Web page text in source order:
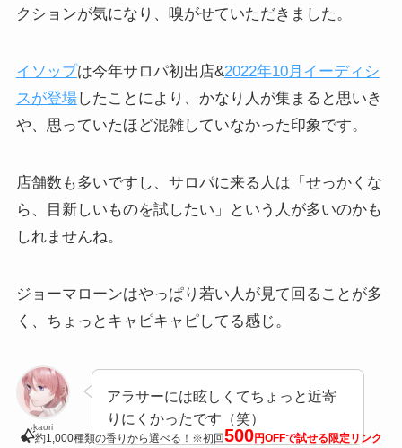
クションが気になり、嗅がせていただきました。
イソップは今年サロパ初出店&2022年10月イーディシ
スが登場したことにより、かなり人が集まると思いき
や、思っていたほど混雑していなかった印象です。
店舗数も多いですし、サロパに来る人は「せっかくな
ら、目新しいものを試したい」という人が多いのかも
しれませんね。
ジョーマローンはやっぱり若い人が見て回ることが多
く、ちょっとキャピキャピしてる感じ。
kaori
アラサーには眩しくてちょっと近寄
りにくかったです（笑）
約1,000種類の香りから選べる！※初回500円OFFで試せる限定リンク